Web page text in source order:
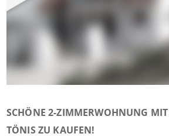
SCHÖNE 2-ZIMMERWOHNUNG
TÖNIS ZU KAUFEN!